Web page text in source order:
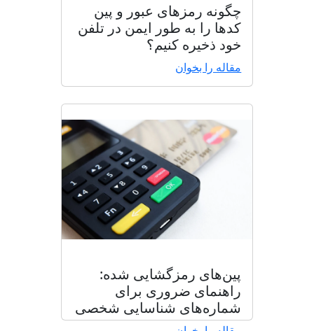
چگونه رمزهای عبور و پین
کدها را به طور ایمن در تلفن
خود ذخیره کنیم؟
مقاله را بخوان
پین‌های رمزگشایی شده:
راهنمای ضروری برای
شماره‌های شناسایی شخصی